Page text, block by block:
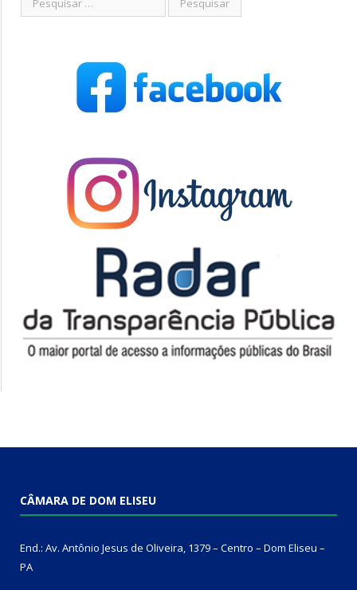
CÂMARA DE DOM ELISEU
End.: Av. Antônio Jesus de Oliveira, 1379 – Centro – Dom Eliseu –
PA